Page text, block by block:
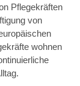
Pflegekräften
von
wohnen